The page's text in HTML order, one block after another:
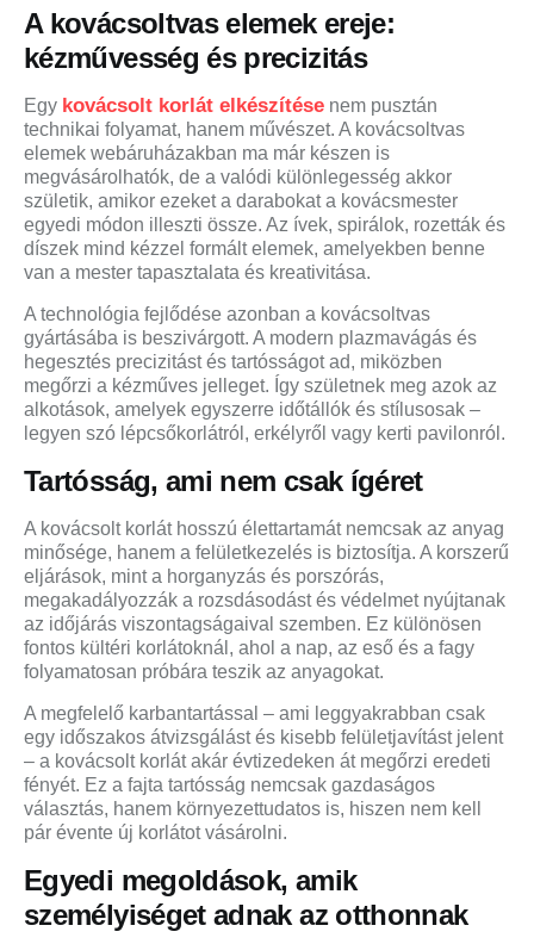
A kovácsoltvas elemek ereje:
kézművesség és precizitás
Egy kovácsolt korlát elkészítése nem pusztán
technikai folyamat, hanem művészet. A kovácsoltvas
elemek webáruházakban ma már készen is
megvásárolhatók, de a valódi különlegesség akkor
születik, amikor ezeket a darabokat a kovácsmester
egyedi módon illeszti össze. Az ívek, spirálok, rozetták és
díszek mind kézzel formált elemek, amelyekben benne
van a mester tapasztalata és kreativitása.
A technológia fejlődése azonban a kovácsoltvas
gyártásába is beszivárgott. A modern plazmavágás és
hegesztés precizitást és tartósságot ad, miközben
megőrzi a kézműves jelleget. Így születnek meg azok az
alkotások, amelyek egyszerre időtállók és stílusosak –
legyen szó lépcsőkorlátról, erkélyről vagy kerti pavilonról.
Tartósság, ami nem csak ígéret
A kovácsolt korlát hosszú élettartamát nemcsak az anyag
minősége, hanem a felületkezelés is biztosítja. A korszerű
eljárások, mint a horganyzás és porszórás,
megakadályozzák a rozsdásodást és védelmet nyújtanak
az időjárás viszontagságaival szemben. Ez különösen
fontos kültéri korlátoknál, ahol a nap, az eső és a fagy
folyamatosan próbára teszik az anyagokat.
A megfelelő karbantartással – ami leggyakrabban csak
egy időszakos átvizsgálást és kisebb felületjavítást jelent
– a kovácsolt korlát akár évtizedeken át megőrzi eredeti
fényét. Ez a fajta tartósság nemcsak gazdaságos
választás, hanem környezettudatos is, hiszen nem kell
pár évente új korlátot vásárolni.
Egyedi megoldások, amik
személyiséget adnak az otthonnak